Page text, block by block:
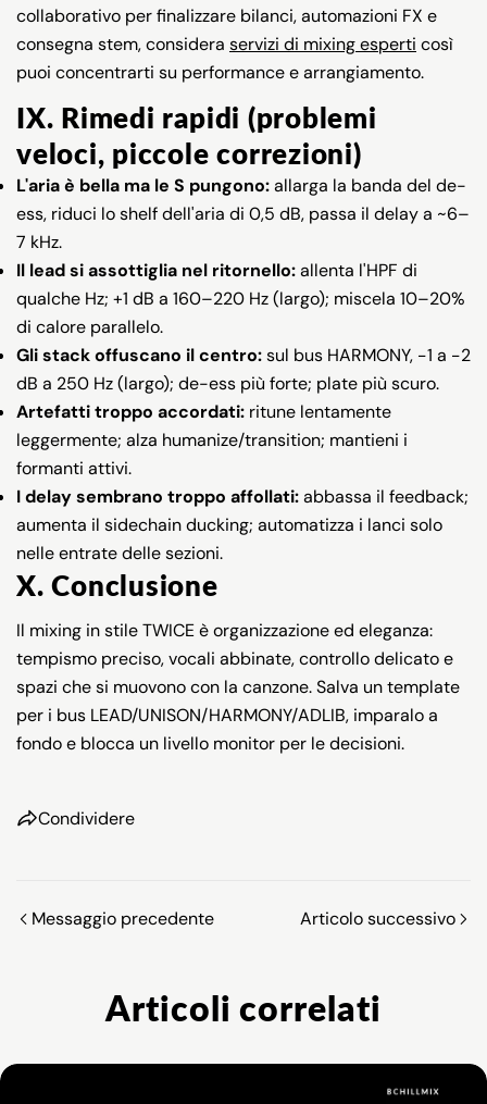
collaborativo per finalizzare bilanci, automazioni FX e
consegna stem, considera servizi di mixing esperti così
puoi concentrarti su performance e arrangiamento.
IX. Rimedi rapidi (problemi
veloci, piccole correzioni)
L'aria è bella ma le S pungono:allarga la banda del de-
ess, riduci lo shelf dell'aria di 0,5 dB, passa il delay a ~6–
7 kHz.
Il lead si assottiglia nel ritornello:allenta l'HPF di
qualche Hz; +1 dB a 160–220 Hz (largo); miscela 10–20%
di calore parallelo.
Gli stack offuscano il centro:sul bus HARMONY, −1 a −2
dB a 250 Hz (largo); de-ess più forte; plate più scuro.
Artefatti troppo accordati: ritune lentamente
leggermente; alza humanize/transition; mantieni i
formanti attivi.
I delay sembrano troppo affollati:abbassa il feedback;
aumenta il sidechain ducking; automatizza i lanci solo
nelle entrate delle sezioni.
X. Conclusione
Il mixing in stile TWICE è organizzazione ed eleganza:
tempismo preciso, vocali abbinate, controllo delicato e
spazi che si muovono con la canzone. Salva un template
per i bus LEAD/UNISON/HARMONY/ADLIB, imparalo a
fondo e blocca un livello monitor per le decisioni.
Condividere
Messaggio precedente Articolo successivo
Articoli correlati